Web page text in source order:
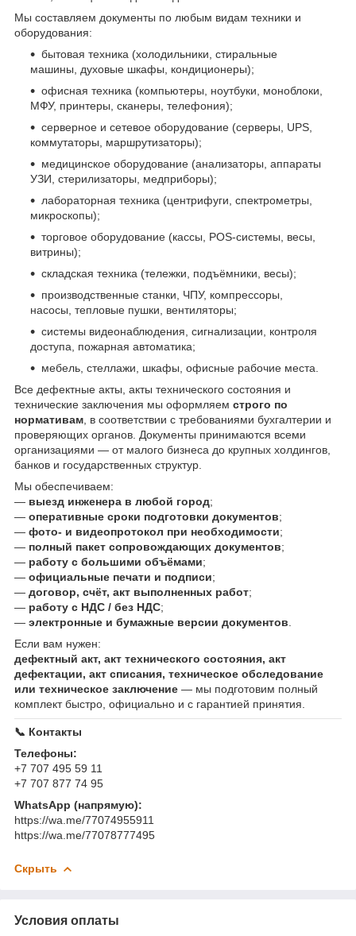
Мы составляем документы по любым видам техники и
оборудования:
бытовая техника (холодильники, стиральные
машины, духовые шкафы, кондиционеры);
офисная техника (компьютеры, ноутбуки, моноблоки,
МФУ, принтеры, сканеры, телефония);
серверное и сетевое оборудование (серверы, UPS,
коммутаторы, маршрутизаторы);
медицинское оборудование (анализаторы, аппараты
УЗИ, стерилизаторы, медприборы);
лабораторная техника (центрифуги, спектрометры,
микроскопы);
торговое оборудование (кассы, POS-системы, весы,
витрины);
складская техника (тележки, подъёмники, весы);
производственные станки, ЧПУ, компрессоры,
насосы, тепловые пушки, вентиляторы;
системы видеонаблюдения, сигнализации, контроля
доступа, пожарная автоматика;
мебель, стеллажи, шкафы, офисные рабочие места.
Все дефектные акты, акты технического состояния и
технические заключения мы оформляем строго по
нормативам , в соответствии с требованиями бухгалтерии и
проверяющих органов. Документы принимаются всеми
организациями — от малого бизнеса до крупных холдингов,
банков и государственных структур.
Мы обеспечиваем:
— выезд инженера в любой город;
— оперативные сроки подготовки документов;
— фото- и видеопротокол при необходимости;
— полный пакет сопровождающих документов;
— работу с большими объёмами;
— официальные печати и подписи;
— договор, счёт, акт выполненных работ;
— работу с НДС / без НДС;
— электронные и бумажные версии документов
Если вам нужен:
дефектный акт, акт технического состояния, акт
дефектации, акт списания, техническое обследование
или техническое заключение — мы подготовим полный
комплект быстро, официально и с гарантией принятия.
📞 Контакты
Телефоны:
+7 707 495 59 11
+7 707 877 74 95
WhatsApp (напрямую):
https://wa.me/77074955911
https://wa.me/77078777495
Скрыть
Условия оплаты